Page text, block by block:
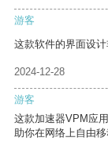
游客
这款软件的界面设计
2024-12-28
游客
这款加速器VPM应
助你在网络上自由移